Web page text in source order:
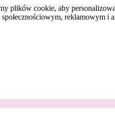
plików cookie, aby
reklamowym i